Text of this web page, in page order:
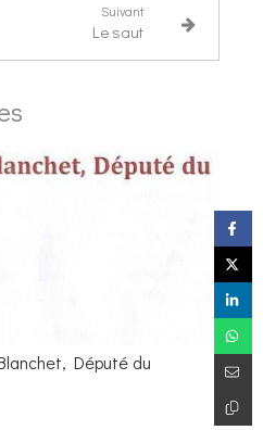
Suivant
Le saut
Député du